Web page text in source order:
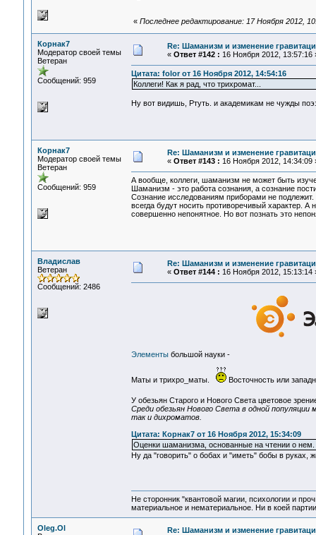
« Последнее редактирование: 17 Ноября 2012,
Корнак7
Модератор своей темы
Ветеран
Сообщений: 959
Re: Шаманизм и изменение
« Ответ #142 : 16 Ноября 2012, 13:57:16
Цитата: folor от 16 Ноября 2012, 14:54:16
Коллеги! Как я рад, что трихромат...
Ну вот видишь, Ртуть. и академикам не чужды
Корнак7
Модератор своей темы
Ветеран
Сообщений: 959
Re: Шаманизм и изменение
« Ответ #143 : 16 Ноября 2012, 14:34:09
А вообще, коллеги, шаманизм не может быть
Шаманизм - это работа сознания, а сознание
Сознание исследованиям приборами не
всегда будут носить противоречивый характер. А
совершенно непонятное. Но вот познать это
Владислав
Ветеран
Сообщений: 2486
Re: Шаманизм и изменение
« Ответ #144 : 16 Ноября 2012, 15:13:14
Элементыбольшой науки -
Маты и трихро_маты. Восточность или
У обезьян Старого и Нового Света цветовое
Среди обезьян Нового Света в одной
так и дихроматов.
Цитата: Корнак7 от 16 Ноября 2012, 15:34:09
Оценки шаманизма, основанные на чтении о нем.
Ну да "говорить" о бобах и "иметь" бобы в
Не сторонник "квантовой магии, психологии и
материальное и нематериальное. Ни в коей
Oleg.Ol
Re: Шаманизм и изменение